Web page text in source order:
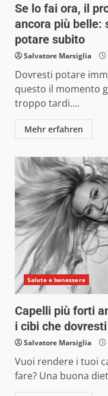
Se lo fai ora, il
ancora più belle:
potare subito
Salvatore Marsiglia
Dovresti potare
questo il momento
troppo tardi....
Mehr erfahren
Salute e benessere
Capelli più forti
i cibi che
Salvatore Marsiglia
Vuoi rendere i tuoi
fare? Una buona